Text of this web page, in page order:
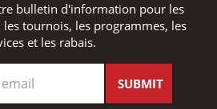
bulletin d'information pour les
tournois, les programmes, les
et les rabais.